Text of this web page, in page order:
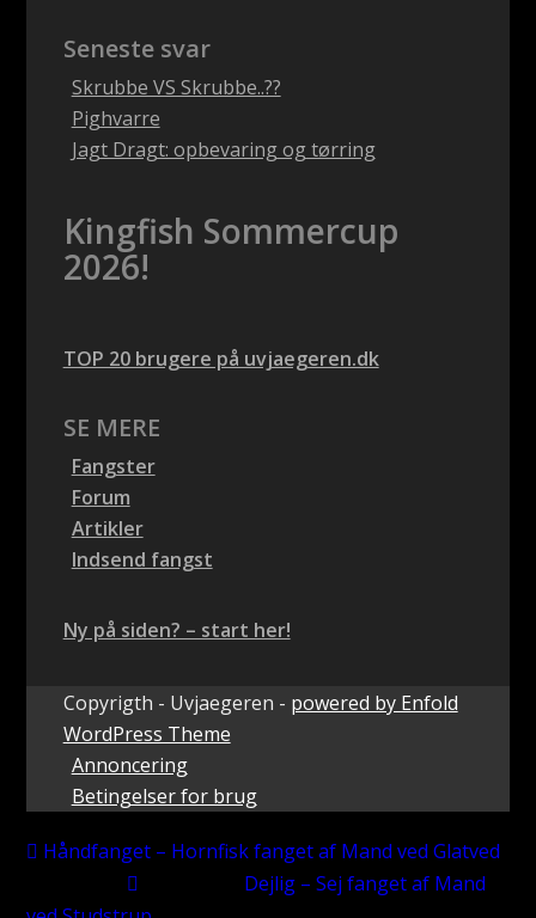
Seneste svar
Skrubbe VS Skrubbe..??
Pighvarre
Jagt Dragt: opbevaring og tørring
Kingfish Sommercup
2026!
TOP 20 brugere på uvjaegeren.dk
SE MERE
Fangster
Forum
Artikler
Indsend fangst
Ny på siden? – start her!
Copyrigth - Uvjaegeren - powered by Enfold
WordPress Theme
Annoncering
Betingelser for brug
Håndfanget – Hornfisk fanget af Mand ved Glatved
Dejlig – Sej fanget af Mand